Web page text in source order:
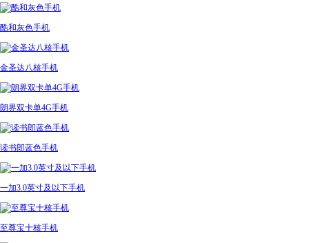
酷和灰色手机
金圣达八核手机
朗界双卡单4G手机
读书郎蓝色手机
一加3.0英寸及以下手机
至尊宝十核手机